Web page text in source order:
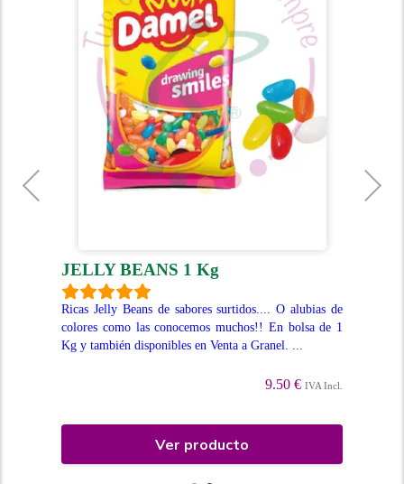
JELLY BEANS 1 Kg
Ricas Jelly Beans de sabores surtidos.... O alubias de
colores como las conocemos muchos!! En bolsa de 1
Kg y también disponibles en Venta a Granel. ...
9.50 € IVA Incl.
Ver producto